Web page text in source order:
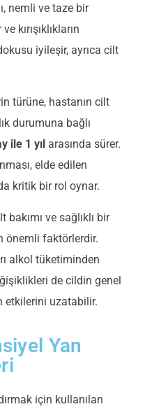
nemli ve taze bir
kırışıklıkların
iyileşir, ayrıca cilt
türüne, hastanın cilt
durumuna bağlı
ile 1 yıl arasında sürer.
elde edilen
kritik bir rol oynar.
ve sağlıklı bir
önemli faktörlerdir.
alkol tüketiminden
de cildin genel
etkilerini uzatabilir.
Yan
için kullanılan